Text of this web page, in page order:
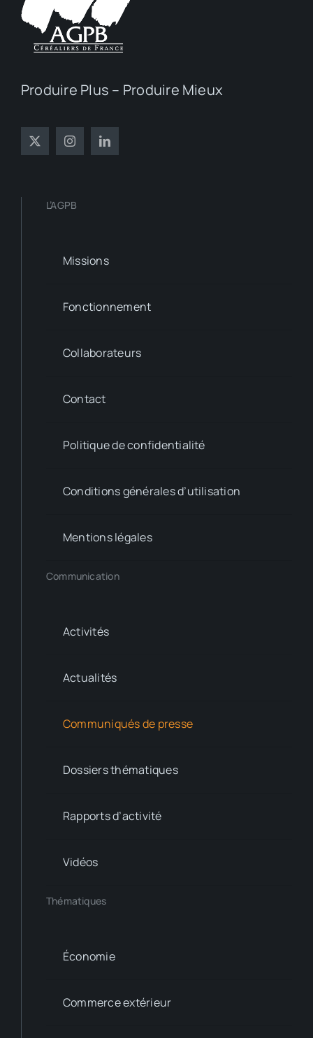
Produire Plus – Produire Mieux
L’AGPB
Missions
Fonctionnement
Collaborateurs
Contact
Politique de confidentialité
Conditions générales d’utilisation
Mentions légales
Communication
Activités
Actualités
Communiqués de presse
Dossiers thématiques
Rapports d’activité
Vidéos
Thématiques
Économie
Commerce extérieur